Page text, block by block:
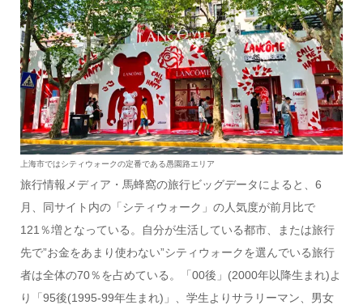
上海市ではシティウォークの定番である愚園路エリア
旅行情報メディア・馬蜂窩の旅行ビッグデータによると、6
月、同サイト内の「シティウォーク」の人気度が前月比で
121％増となっている。自分が生活している都市、または旅行
先で”お金をあまり使わない”シティウォークを選んでいる旅行
者は全体の70％を占めている。「00後」(2000年以降生まれ)よ
り「95後(1995-99年生まれ)」、学生よりサラリーマン、男女